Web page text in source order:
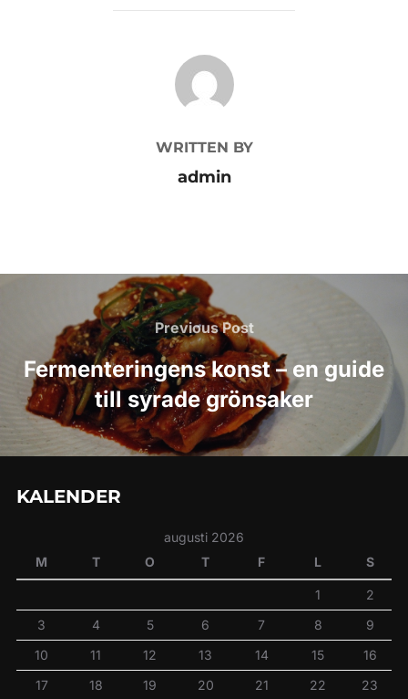
POST AUTHOR
WRITTEN BY
admin
Inläggsnavigering
Previous
Post
Previous Post
Fermenteringens konst – en guide
till syrade grönsaker
KALENDER
augusti 2026
M
T O T F L S
1
2
3
4 5 6 7 8
9
10
11 12 13 14 15
16
17
18 19 20 21 22
23